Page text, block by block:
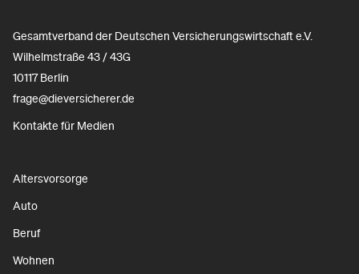
Gesamtverband der Deutschen Versicherungswirtschaft e.V.
Wilhelmstraße 43 / 43G
10117 Berlin
frage@dieversicherer.de
Kontakte für Medien
Altersvorsorge
Auto
Beruf
Wohnen